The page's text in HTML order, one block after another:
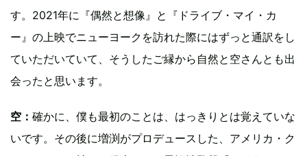
す。2021年に『偶然と想像』と『ドライブ・マイ・カ
ー』の上映でニューヨークを訪れた際にはずっと通訳をし
ていただいていて、そうしたご縁から自然と空さんとも出
会ったと思います。
空： 確かに、僕も最初のことは、はっきりとは覚えていな
いです。その後に増渕がプロデュースした、アメリカ・ク